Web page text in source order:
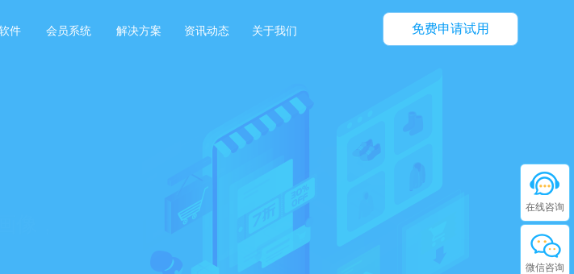
免费申请试用
件 会员系统 解决方案 资讯动态 关于我们
在线咨询
微信咨询